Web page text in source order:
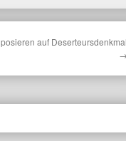
auf Deserteursdenkmal
→